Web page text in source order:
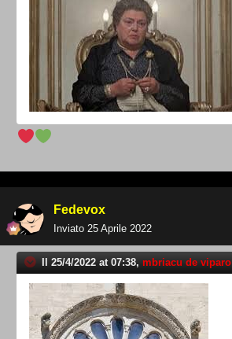
Fedevox
Inviato 25 Aprile 2022
Il 25/4/2022 at 07:38, mbriacu de viparo